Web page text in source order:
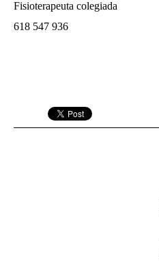
Fisioterapeuta colegiada
618 547 936